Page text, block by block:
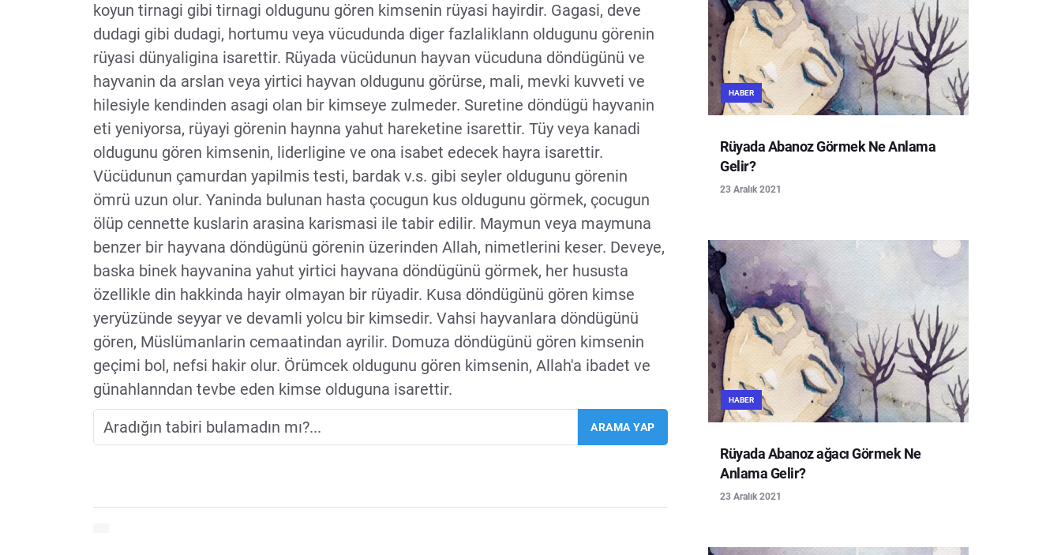
koyun tirnagi gibi tirnagi oldugunu gören kimsenin rüyasi hayirdir. Gagasi, deve
dudagi gibi dudagi, hortumu veya vücudunda diger fazlaliklann oldugunu görenin
rüyasi dünyaligina isarettir. Rüyada vücüdunun hayvan vücuduna döndügünü ve
hayvanin da arslan veya yirtici hayvan oldugunu görürse, mali, mevki kuvveti ve
hilesiyle kendinden asagi olan bir kimseye zulmeder. Suretine döndügü hayvanin
eti yeniyorsa, rüyayi görenin haynna yahut hareketine isarettir. Tüy veya kanadi
oldugunu gören kimsenin, liderligine ve ona isabet edecek hayra isarettir.
Vücüdunun çamurdan yapilmis testi, bardak v.s. gibi seyler oldugunu görenin
ömrü uzun olur. Yaninda bulunan hasta çocugun kus oldugunu görmek, çocugun
ölüp cennette kuslarin arasina karismasi ile tabir edilir. Maymun veya maymuna
benzer bir hayvana döndügünü görenin üzerinden Allah, nimetlerini keser. Deveye,
baska binek hayvanina yahut yirtici hayvana döndügünü görmek, her hususta
özellikle din hakkinda hayir olmayan bir rüyadir. Kusa döndügünü gören kimse
yeryüzünde seyyar ve devamli yolcu bir kimsedir. Vahsi hayvanlara döndügünü
gören, Müslümanlarin cemaatindan ayrilir. Domuza döndügünü gören kimsenin
geçimi bol, nefsi hakir olur. Örümcek oldugunu gören kimsenin, Allah'a ibadet ve
günahlanndan tevbe eden kimse olduguna isarettir.
HABER
Rüyada Abanoz Görmek Ne Anlama
Gelir?
23 Aralık 2021
HABER
Rüyada Abanoz ağacı Görmek Ne
Anlama Gelir?
23 Aralık 2021